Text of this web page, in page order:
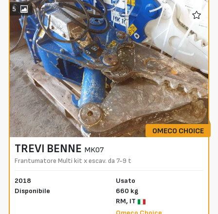
5
OMECO CHOICE
TREVI BENNE MK07
Frantumatore Multi kit x escav. da 7-9 t
2018
Disponibile
Usato
660 kg
RM, IT